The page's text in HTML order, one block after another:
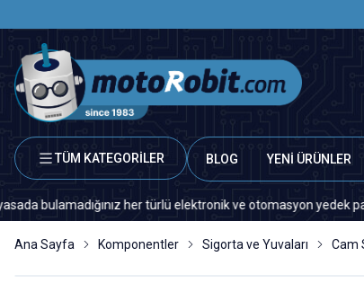
TÜM KATEGORİLER BLOG YENİ ÜRÜNLER
her türlü elektronik ve otomasyon yedek parça
Ana Sayfa Komponentler Sigorta ve Yuvaları Cam